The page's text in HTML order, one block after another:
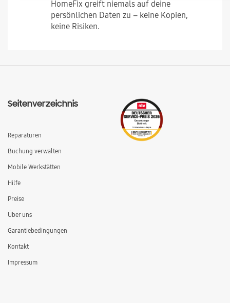
HomeFix greift niemals auf deine
persönlichen Daten zu – keine Kopien,
keine Risiken.
Seitenverzeichnis
Reparaturen
Buchung verwalten
Mobile Werkstätten
Hilfe
Preise
Über uns
Garantiebedingungen
Kontakt
Impressum